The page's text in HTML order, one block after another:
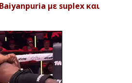
με suplex και